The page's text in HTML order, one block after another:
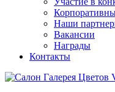
Наши
Вакансии
Награды
Контакты